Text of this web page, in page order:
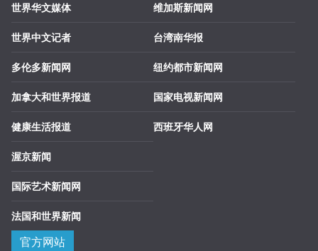
世界华文媒体
世界中文记者
多伦多新闻网
加拿大和世界报道
健康生活报道
渥京新闻
国际艺术新闻网
法国和世界新闻
维加斯新闻网
台湾南华报
纽约都市新闻网
国家电视新闻网
西班牙华人网
官方网站